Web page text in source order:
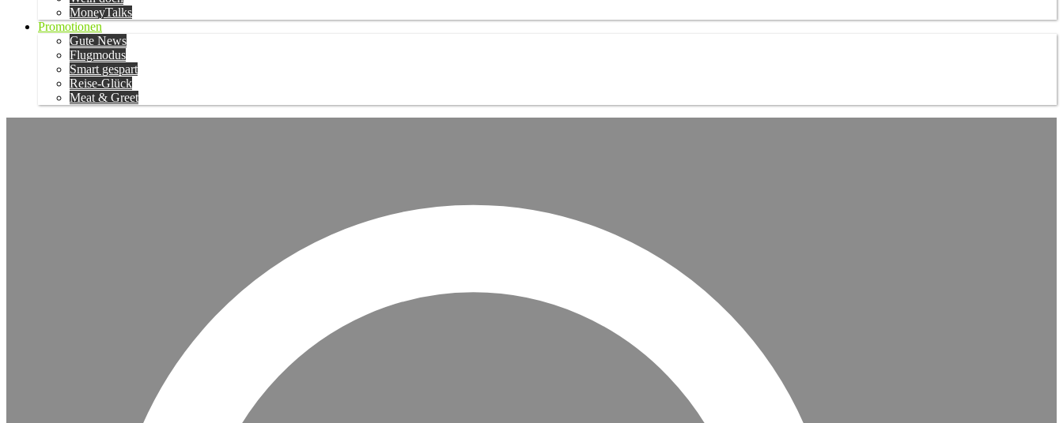
MoneyTalks
Promotionen
Gute News
Flugmodus
Smart gespart
Reise-Glück
Meat & Greet